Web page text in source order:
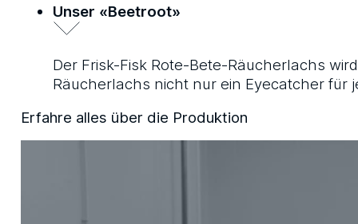
Unser «Beetroot»
Der Frisk-Fisk Rote-Bete-Räucherlachs
Räucherlachs nicht nur ein Eyecatcher für
Erfahre alles über die Produktion